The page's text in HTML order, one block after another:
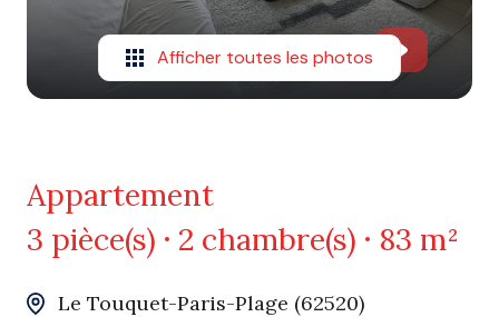
Afficher toutes les photos
Appartement
3 pièce(s)
2 chambre(s) 83 m²
Le Touquet-Paris-Plage (62520)